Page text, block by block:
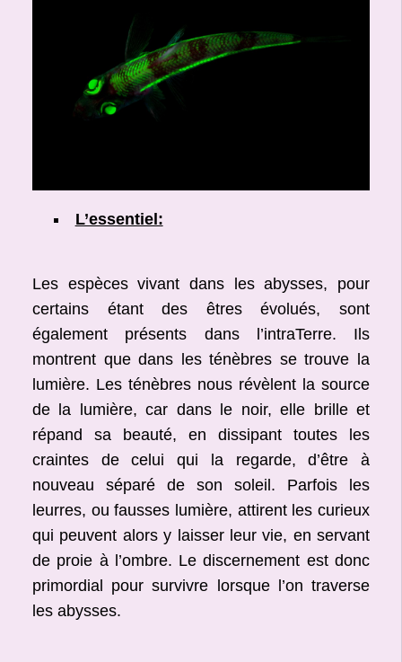
L’essentiel:
Les espèces vivant dans les abysses, pour
certains étant des êtres évolués, sont
également présents dans l’intraTerre. Ils
montrent que dans les ténèbres se trouve la
lumière. Les ténèbres nous révèlent la source
de la lumière, car dans le noir, elle brille et
répand sa beauté, en dissipant toutes les
craintes de celui qui la regarde, d’être à
nouveau séparé de son soleil. Parfois les
leurres, ou fausses lumière, attirent les curieux
qui peuvent alors y laisser leur vie, en servant
de proie à l’ombre. Le discernement est donc
primordial pour survivre lorsque l’on traverse
les abysses.